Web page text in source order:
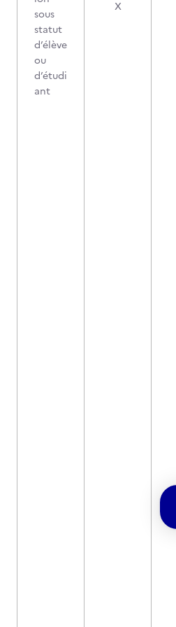
sous
statut
d’élève
ou
d’étudi
ant
X